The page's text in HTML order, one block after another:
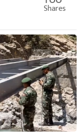
Shares